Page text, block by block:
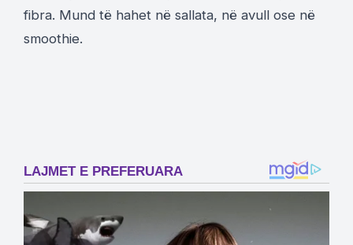
fibra. Mund të hahet në sallata, në avull ose në
smoothie.